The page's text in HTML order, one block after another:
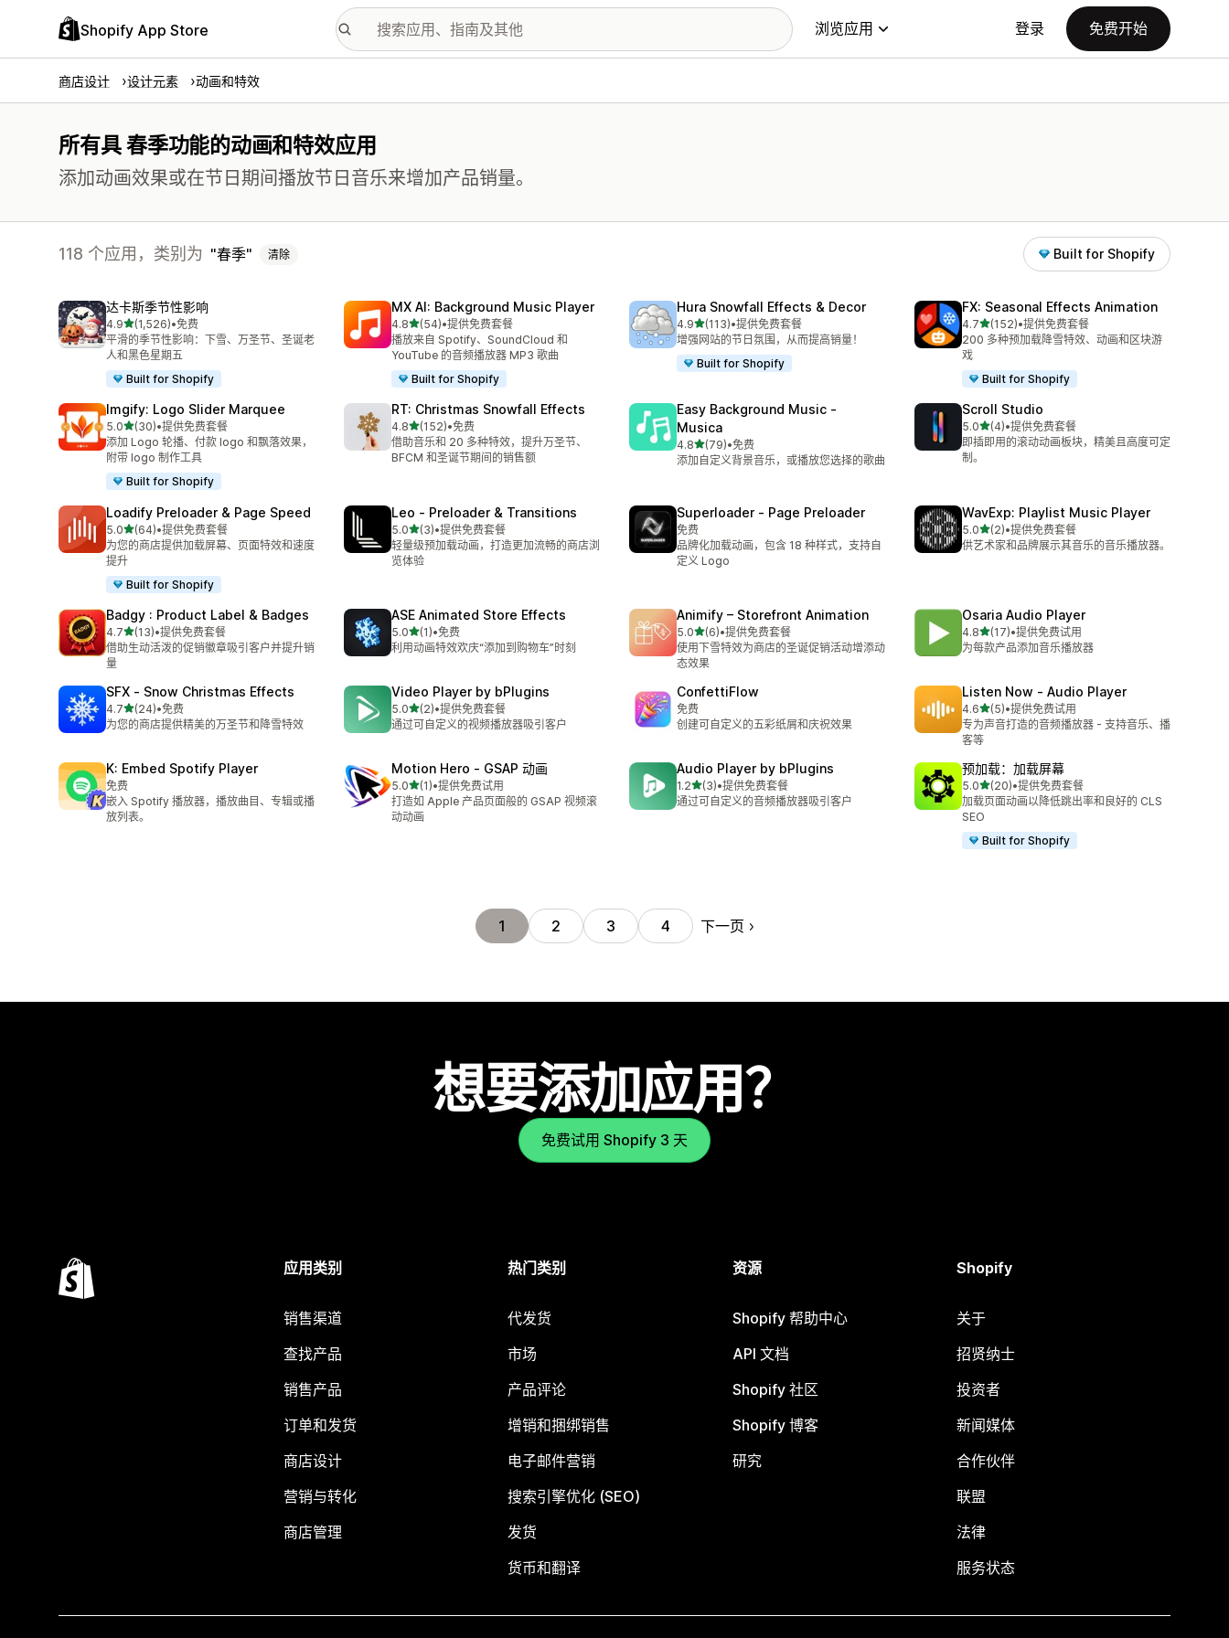
Shopify App Store 浏览应用 登录 免费开始
商店设计 设计元素 动画和特效
所有具 春季功能的动画和特效应用
添加动画效果或在节日期间播放节日音乐来增加产品销量。
118 个应用，类别为 春季 清除 Built for Shopify
达卡斯季节性影响
4.9星（满分 5 星）
(1,526)
总共 1526 条评论
•免费
平滑的季节性影响：下雪、万圣节、圣诞老
人和黑色星期五
Built for Shopify
MX AI: Background Music Player
4.8星（满分 5 星）
(54)
总共 54 条评论
•提供免费套餐
播放来自 Spotify、SoundCloud 和
YouTube 的音频播放器 MP3 歌曲
Built for Shopify
Hura Snowfall Effects & Decor
4.9星（满分 5 星）
(113)
总共 113 条评论
•提供免费套餐
增强网站的节日氛围，从而提高销量！
Built for Shopify
FX: Seasonal Effects Animation
4.7星（满分 5 星）
(152)
总共 152 条评论
•提供免费套餐
200 多种预加载降雪特效、动画和区块游
戏
Built for Shopify
Imgify: Logo Slider Marquee
5.0星（满分 5 星）
(30)
总共 30 条评论
•提供免费套餐
添加 Logo 轮播、付款 logo 和飘落效果，
附带 logo 制作工具
Built for Shopify
RT: Christmas Snowfall Effects
4.8星（满分 5 星）
(152)
总共 152 条评论
•免费
借助音乐和 20 多种特效，提升万圣节、
BFCM 和圣诞节期间的销售额
Easy Background Music ‑
Musica
4.8星（满分 5 星）
(79)
总共 79 条评论
•免费
添加自定义背景音乐，或播放您选择的歌曲
Scroll Studio
5.0星（满分 5 星）
(4)
总共 4 条评论
•提供免费套餐
即插即用的滚动动画板块，精美且高度可定
制。
Loadify Preloader & Page Speed
5.0星（满分 5 星）
(64)
总共 64 条评论
•提供免费套餐
为您的商店提供加载屏幕、页面特效和速度
提升
Built for Shopify
Leo ‑ Preloader & Transitions
5.0星（满分 5 星）
(3)
总共 3 条评论
•提供免费套餐
轻量级预加载动画，打造更加流畅的商店浏
览体验
Superloader ‑ Page Preloader
免费
品牌化加载动画，包含 18 种样式，支持自
定义 Logo
WavExp: Playlist Music Player
5.0星（满分 5 星）
(2)
总共 2 条评论
•提供免费套餐
供艺术家和品牌展示其音乐的音乐播放器。
Badgy : Product Label & Badges
4.7星（满分 5 星）
(13)
总共 13 条评论
•提供免费套餐
借助生动活泼的促销徽章吸引客户并提升销
量
ASE Animated Store Effects
5.0星（满分 5 星）
(1)
总共 1 条评论
•免费
利用动画特效欢庆“添加到购物车”时刻
Animify – Storefront Animation
5.0星（满分 5 星）
(6)
总共 6 条评论
•提供免费套餐
使用下雪特效为商店的圣诞促销活动增添动
态效果
Osaria Audio Player
4.8星（满分 5 星）
(17)
总共 17 条评论
•提供免费试用
为每款产品添加音乐播放器
SFX ‑ Snow Christmas Effects
4.7星（满分 5 星）
(24)
总共 24 条评论
•免费
为您的商店提供精美的万圣节和降雪特效
Video Player by bPlugins
5.0星（满分 5 星）
(2)
总共 2 条评论
•提供免费套餐
通过可自定义的视频播放器吸引客户
ConfettiFlow
免费
创建可自定义的五彩纸屑和庆祝效果
Listen Now ‑ Audio Player
4.6星（满分 5 星）
(5)
总共 5 条评论
•提供免费试用
专为声音打造的音频播放器 - 支持音乐、播
客等
K: Embed Spotify Player
免费
嵌入 Spotify 播放器，播放曲目、专辑或播
放列表。
Motion Hero ‑ GSAP 动画
5.0星（满分 5 星）
(1)
总共 1 条评论
•提供免费试用
打造如 Apple 产品页面般的 GSAP 视频滚
动动画
Audio Player by bPlugins
1.2星（满分 5 星）
(3)
总共 3 条评论
•提供免费套餐
通过可自定义的音频播放器吸引客户
预加载：加载屏幕
5.0星（满分 5 星）
(20)
总共 20 条评论
•提供免费套餐
加载页面动画以降低跳出率和良好的 CLS
SEO
Built for Shopify
1 2 3 4 下一页
想要添加应用？
免费试用 Shopify 3 天
应用类别
销售渠道
查找产品
销售产品
订单和发货
商店设计
营销与转化
商店管理
热门类别
代发货
市场
产品评论
增销和捆绑销售
电子邮件营销
搜索引擎优化 (SEO)
发货
货币和翻译
资源
Shopify 帮助中心
API 文档
Shopify 社区
Shopify 博客
研究
Shopify
关于
招贤纳士
投资者
新闻媒体
合作伙伴
联盟
法律
服务状态